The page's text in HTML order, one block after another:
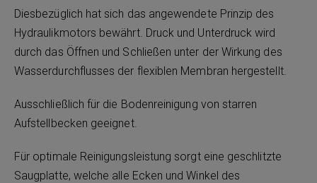
Diesbezüglich hat sich das angewendete Prinzip des
Hydraulikmotors bewährt. Druck und Unterdruck wird
durch das Öffnen und Schließen unter der Wirkung des
Wasserdurchflusses der flexiblen Membran hergestellt.
Ausschließlich für die Bodenreinigung von starren
Aufstellbecken geeignet.
Für optimale Reinigungsleistung sorgt eine geschlitzte
Saugplatte, welche alle Ecken und Winkel des